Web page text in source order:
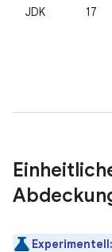
JDK 17
Experimentell: